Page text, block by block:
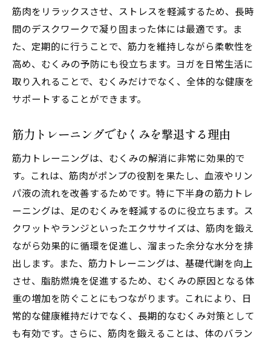
筋肉をリラックスさせ、ストレスを軽減するため、長時
間のデスクワークで凝り固まった体には最適です。ま
た、定期的に行うことで、筋力を維持しながら柔軟性を
高め、むくみの予防にも役立ちます。ヨガを日常生活に
取り入れることで、むくみだけでなく、全体的な健康を
サポートすることができます。
筋力トレーニングでむくみを撃退する理由
筋力トレーニングは、むくみの解消に非常に効果的で
す。これは、筋肉がポンプの役割を果たし、血液やリン
パ液の流れを改善するためです。特に下半身の筋力トレ
ーニングは、足のむくみを軽減するのに役立ちます。ス
クワットやランジといったエクササイズは、筋肉を鍛え
ながら効果的に循環を促進し、溜まった余分な水分を排
出します。また、筋力トレーニングは、基礎代謝を向上
させ、脂肪燃焼を促進するため、むくみの原因となる体
重の増加を防ぐことにもつながります。これにより、日
常的な健康維持だけでなく、長期的なむくみ対策として
も有効です。さらに、筋肉を鍛えることは、体のバラン